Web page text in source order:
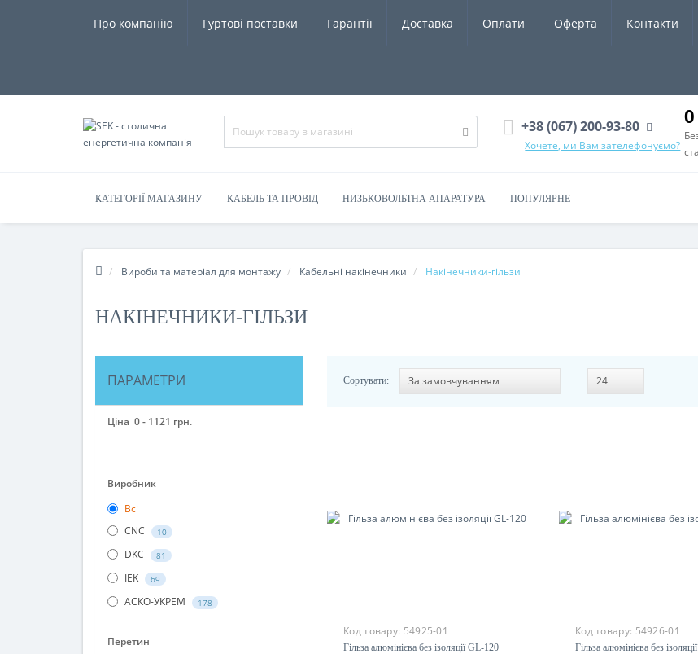
Про компанію Гуртові поставки Гарантії Доставка Оплати Оферта Контакти
+38 (067) 200-93-80
Хочете, ми Вам зателефонуємо?
КАТЕГОРІЇ МАГАЗИНУ КАБЕЛЬ ТА ПРОВІД НИЗЬКОВОЛЬТНА АПАРАТУРА ПОПУЛЯРНЕ
Вироби та матеріал для монтажу Кабельні накінечники Накінечники-гільзи
НАКІНЕЧНИКИ-ГІЛЬЗИ
ПАРАМЕТРИ
Ціна 0- 1121 грн.
Виробник
Всі
CNC
10
DKC 81
IEK 69
АСКО-УКРЕМ 178
Перетин
Сортувати:
Код товару: 54925-01
Гільза алюмінієва без ізоляції GL-120
Код товару: 54926-01
Гільза алюмінієва без